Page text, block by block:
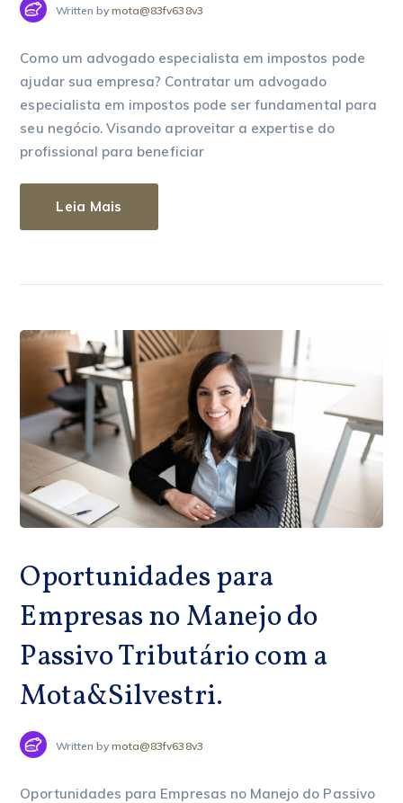
Written bymota@83fv638v3
Como um advogado especialista em impostos pode
ajudar sua empresa? Contratar um advogado
especialista em impostos pode ser fundamental para
seu negócio. Visando aproveitar a expertise do
profissional para beneficiar
Leia Mais
Oportunidades para
Empresas no Manejo do
Passivo Tributário com a
Mota&Silvestri.
Written bymota@83fv638v3
Oportunidades para Empresas no Manejo do Passivo